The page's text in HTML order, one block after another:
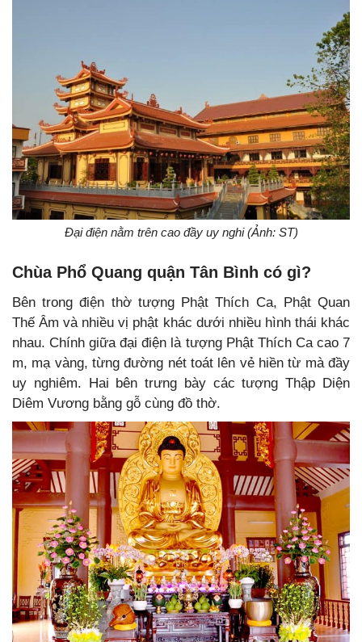
Đại điện nằm trên cao đầy uy nghi (Ảnh: ST)
Chùa Phổ Quang quận Tân Bình có gì?
Bên trong điện thờ tượng Phật Thích Ca, Phật Quan
Thế Âm và nhiều vị phật khác dưới nhiều hình thái khác
nhau. Chính giữa đại điện là tượng Phật Thích Ca cao 7
m, mạ vàng, từng đường nét toát lên vẻ hiền từ mà đầy
uy nghiêm. Hai bên trưng bày các tượng Thập Diện
Diêm Vương bằng gỗ cùng đồ thờ.